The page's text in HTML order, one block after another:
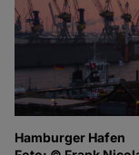
Hamburger Hafen